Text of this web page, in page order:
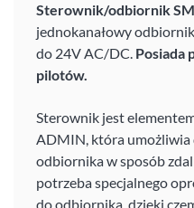
Sterownik/odbiornik
jednokanałowy
do 24V AC/DC. Posiada
pilotów.
Sterownik jest
ADMIN, która
odbiornika w sposób
potrzeba specjalnego
do odbiornika, dzięki